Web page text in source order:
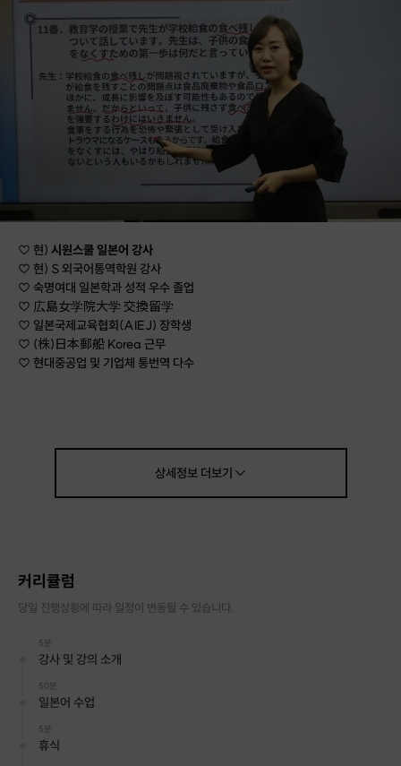
♡ 현) 시원스쿨 일본어 강사
♡ 현) S 외국어통역학원 강사
♡ 숙명여대 일본학과 성적 우수 졸업
♡ 広島女学院大学 交換留学
♡ 일본국제교육협회(AIEJ) 장학생
♡ (株)日本郵船 Korea 근무
♡ 현대중공업 및 기업체 통번역 다수
요건이라 생각합니다. 그런 점에서 수년간 일본어 강사의 길을 걸어 온 제가
바로 여러분이 찾는 튜터라고 자신 있게 말할 수 있습니다.
여 한 가지만 체계적으로 연구했기 때문입니다.
저는 숙명여대에서 교환학생으로 선발되어 일본에 갔었고 일본인 학생들과 똑
같은 조건에서 공부하여 전과목 A 학점을 받았으며 숙대에서 성적 우수 학생
본 분들을 직접 모시며 비즈니스 일본어는 물론, 현장에서 사용하는 생생한 일
본어를 배웠습니다.
현재는 온라인(시원스쿨)과 오프라인에서 일본어 강사로 활동하면서 일본어
강의의 노하우를 쌓고 학생들이 어려워하는 점을 파악하여 최대한의 성과를
그렇다면 저를 믿고 일본어를 시작해 보세요!
상세정보더보기
커리큘럼
당일 진행상황에 따라 일정이 변동될 수 있습니다.
5분
강사 및 강의 소개
50분
일본어 수업
5분
휴식